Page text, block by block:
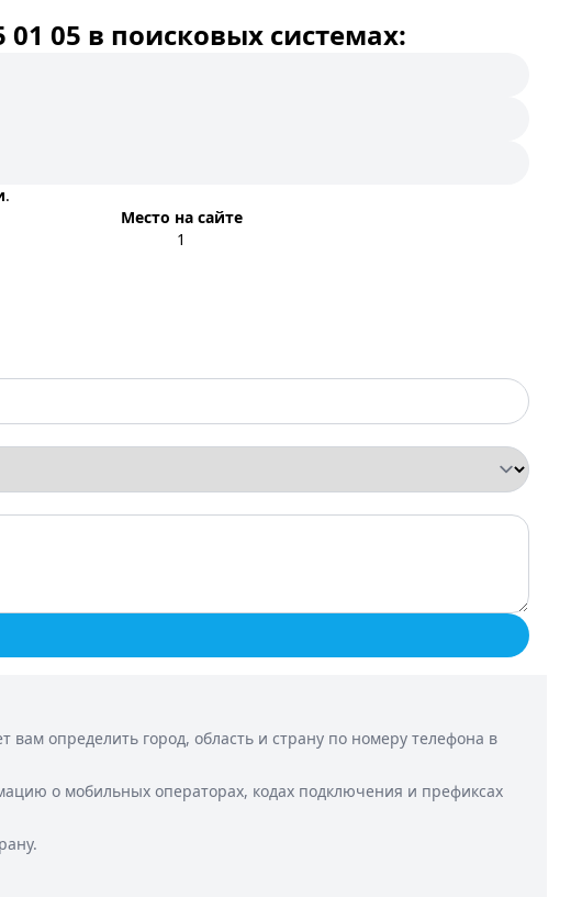
05 в поисковых системах:
.
Место на сайте
1
определить город, область и страну по номеру телефона в
о мобильных операторах, кодах подключения и префиксах